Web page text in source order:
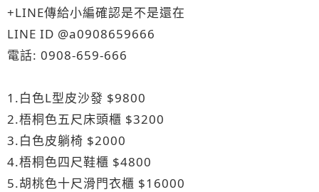
+LINE傳給小編確認是不是還在
LINE ID @a0908659666
電話: 0908-659-666
1.白色L型皮沙發 $9800
2.梧桐色五尺床頭櫃 $3200
3.白色皮躺椅 $2000
4.梧桐色四尺鞋櫃 $4800
5.胡桃色十尺滑門衣櫃 $16000